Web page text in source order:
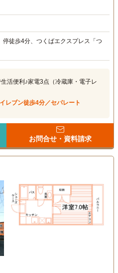
徒歩4分、つくばエクスプレス「つ
活便利♪家電3点（冷蔵庫・電子レ
レブン徒歩4分／セパレート
お問合せ・資料請求